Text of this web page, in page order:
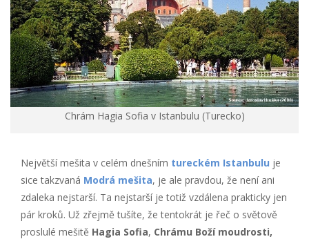
Chrám Hagia Sofia v Istanbulu (Turecko)
Největší mešita v celém dnešním tureckém Istanbulu je
sice takzvaná Modrá mešita, je ale pravdou, že není ani
zdaleka nejstarší. Ta nejstarší je totiž vzdálena prakticky jen
pár kroků. Už zřejmě tušíte, že tentokrát je řeč o světově
proslulé mešitě Hagia Sofia, Chrámu Boží moudrosti,